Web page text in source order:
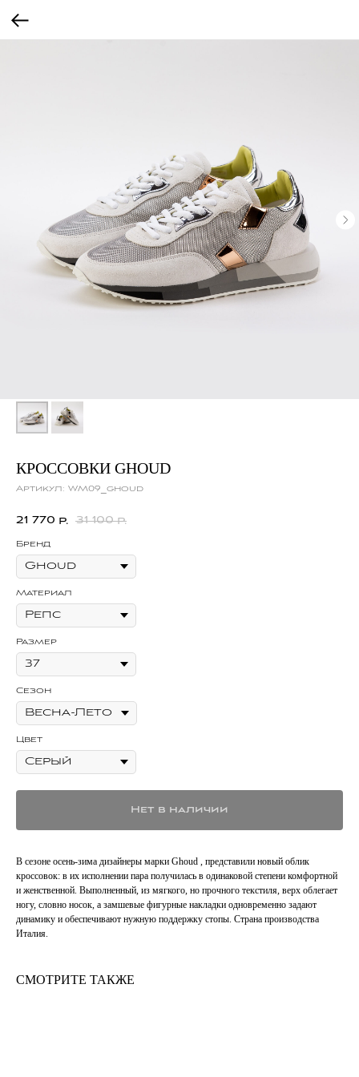
КРОССОВКИ GHOUD
Артикул: WM09_ghoud
21 770 р. 31 100 р.
Бренд
Материал
Размер
Сезон
Цвет
Нет в наличии
В сезоне осень-зима дизайнеры марки Ghoud , представили новый облик
кроссовок: в их исполнении пара получилась в одинаковой степени комфортной
и женственной. Выполненный, из мягкого, но прочного текстиля, верх облегает
ногу, словно носок, а замшевые фигурные накладки одновременно задают
динамику и обеспечивают нужную поддержку стопы. Страна производства
Италия.
СМОТРИТЕ ТАКЖЕ